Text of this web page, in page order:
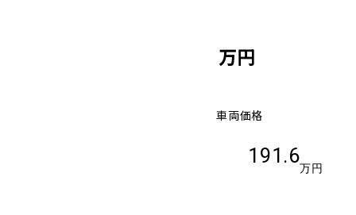
万円
車両価格
191.6
万円